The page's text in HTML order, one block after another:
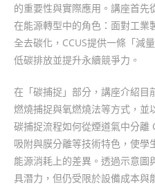
的重要性與實際應用。講座首先
在能源轉型中的角色：面對工業
全去碳化，CCUS提供一條「減
低碳排放並提升永續競爭力。
在「碳捕捉」部分，講座介紹目
燃燒捕捉與氧燃燒法等方式，並
碳捕捉流程如何從煙道氣中分離
吸附與膜分離等技術特色，使
能源消耗上的差異。透過示意
具潛力，但仍受限於設備成本與